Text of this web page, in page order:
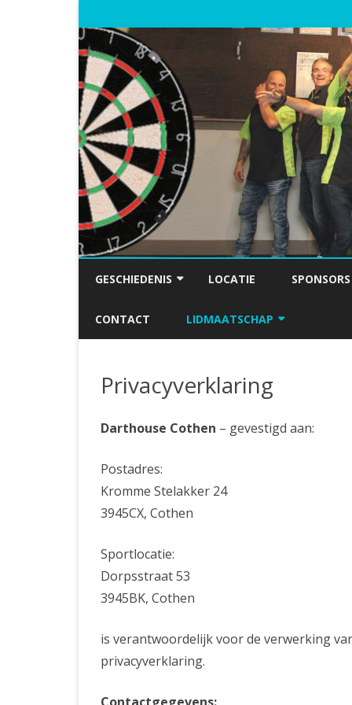
GESCHIEDENIS
FOTO’S
LOCATIE SPONSORS
CONTACT LIDMAATSCHAP
Privacyverklaring
Darthouse Cothen – gevestigd aan:
Postadres:
Kromme Stelakker 24
3945CX, Cothen
Sportlocatie:
Dorpsstraat 53
3945BK, Cothen
is verantwoordelijk voor de verwerking
privacyverklaring.